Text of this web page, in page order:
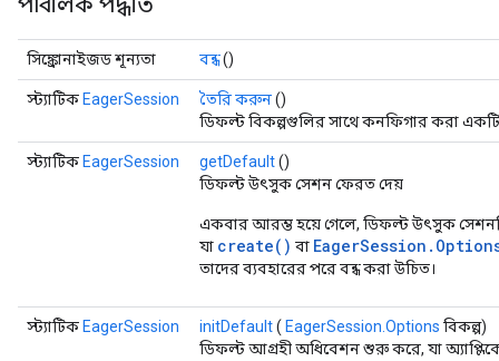
সিঙ্ক্রোনাইজড শূন্যতা বন্ধ()
স্ট্যাটিক EagerSession তৈরি করুন()
ডিফল্ট বিকল্পগুলির সাথে কনফিগার করা
স্ট্যাটিক EagerSession getDefault()
ডিফল্ট উৎসুক সেশন ফেরত দেয়
একবার আরম্ভ হয়ে গেলে, ডিফল্ট উৎসুক
যা create() বা
তাদের ব্যবহারের পরে বন্ধ করা উচিত।
স্ট্যাটিক EagerSession initDefault( EagerSession.Options বিকল্প)
ডিফল্ট আগ্রহী অধিবেশন শুরু করে, যা